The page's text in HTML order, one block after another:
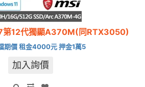
第12代獨顯A370M(同RTX3050)
期價 租金4000元 押金1萬5
加入詢價